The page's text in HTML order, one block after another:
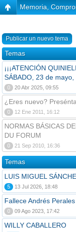
Memoria,
Publicar un nuevo tema
Temas
¡¡¡ATENCIÓN
SÁBADO, 23 de
0 20 Abr 2025, 09:55
¿Eres nuevo?
0 12 Ene 2011, 16:12
NORMAS BÁSICAS
DU FORUM
0 21 Sep 2010, 16:36
Temas
LUIS MIGUEL
5 13 Jul 2026, 18:48
Fallece Andrés Perales
0 09 Ago 2023, 17:42
WILLY CABALLERO